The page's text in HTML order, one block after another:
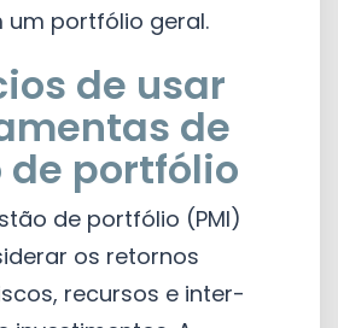
um portfólio geral.
de usar
de
de portfólio
de portfólio (PMI)
os retornos
recursos e inter-